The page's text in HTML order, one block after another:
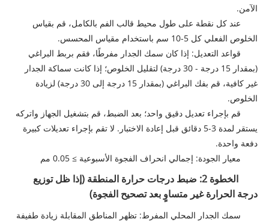
الآمن.
عند كل نقطة على طول محيط قالب الفم بالكامل، قم بقياس
الخلوص الفعلي كل 5-10 سم باستخدام مقياس المحسس.
قواعد التعديل: إذا كان سمك الجدار مفرطًا، فقم بربط البراغي
(بمقدار 15 درجة - 30 درجة) لتقليل الخلوص؛ إذا كانت سماكة الجدار
غير كافية، قم بفك البراغي (بمقدار 15 درجة إلى 30 درجة) لزيادة
الخلوص.
قم بإجراء تعديل دقيق واحد؛ بعد الضبط، قم بتشغيل الجهاز واتركه
يستقر لمدة 3-5 دقائق قبل إعادة الاختبار. لا تقم بإجراء تعديلات كبيرة
دفعة واحدة.
معيار الجودة: إجمالي انحراف الفجوة الأسبوعية ≥ 0.05 مم
الخطوة 2: ضبط درجات حرارة المنطقة (إذا ظل توزيع
درجة الحرارة غير متساوٍ بعد تصحيح الفجوة)
سمك الجدار المحلي المفرط: تظهر المناطق المقابلة زيادة طفيفة